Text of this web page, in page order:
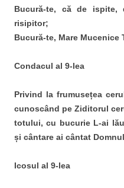
Bucură-te, că de
risipitor;
Bucură-te, Mare Mucenice
Condacul al 9-lea
Privind la frumusețea
cunoscând pe Ziditorul
totului, cu bucurie L-ai
și cântare ai cântat
Icosul al 9-lea